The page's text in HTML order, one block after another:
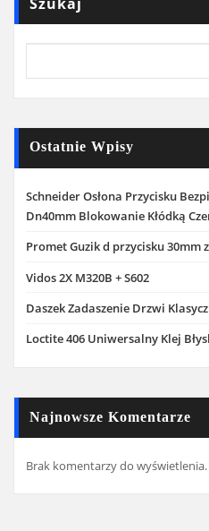
Ostatnie Wpisy
Schneider Osłona Przycisku
Dn40mm Blokowanie Kłódką
Promet Guzik d przycisku 30mm
Vidos 2X M320B + S602
Daszek Zadaszenie Drzwi
Loctite 406 Uniwersalny Klej
Najnowsze Komentarze
Brak komentarzy do wyświetlenia.